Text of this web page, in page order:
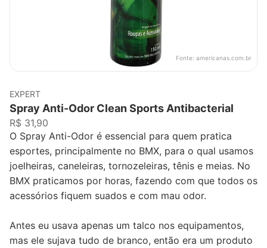
Fonte: americanas.com.br
EXPERT
Spray Anti-Odor Clean Sports Antibacterial
R$ 31,90
O Spray Anti-Odor é essencial para quem pratica
esportes, principalmente no BMX, para o qual usamos
joelheiras, caneleiras, tornozeleiras, tênis e meias. No
BMX praticamos por horas, fazendo com que todos os
acessórios fiquem suados e com mau odor.
Antes eu usava apenas um talco nos equipamentos,
mas ele sujava tudo de branco, então era um produto